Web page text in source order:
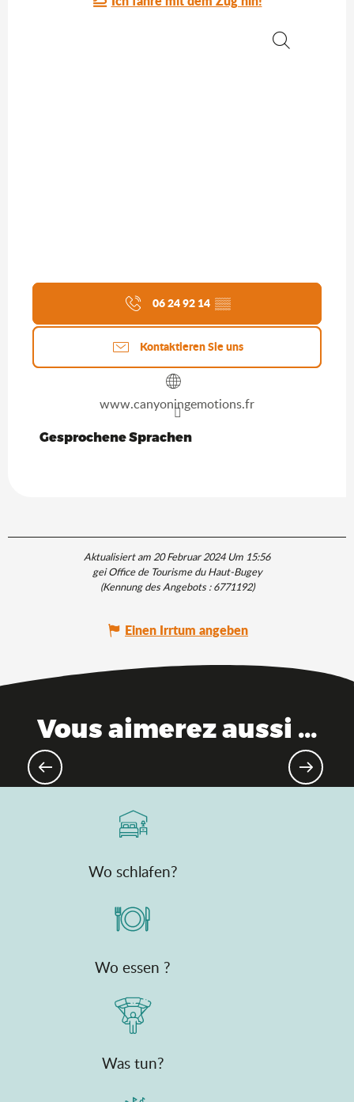
06 24 92 14 ▒▒
Kontaktieren Sie uns
www.canyoningemotions.fr
Gesprochene Sprachen
Gesprochene Sprachen
Aktualisiert am 20 Februar 2024 Um 15:56
gei Office de Tourisme du Haut-Bugey
(Kennung des Angebots :6771192)
Einen Irrtum angeben
Vous aimerez aussi ...
Industrielles Erbe & Know-how
Wo schlafen?
Wo essen ?
Was tun?